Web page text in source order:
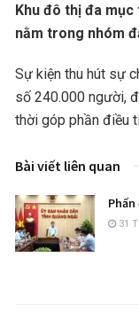
Khu đô thị đa
nằm trong nhóm
Sự kiện thu hút sự
số 240.000 người,
thời góp phần điều
Bài viết liên quan
31